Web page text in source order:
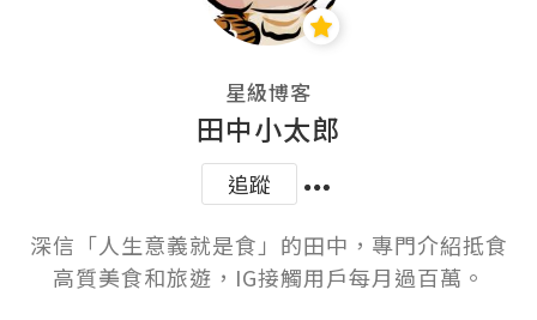
星級博客
田中小太郎
追蹤
深信「人生意義就是食」的田中，專門介紹抵食
高質美食和旅遊，IG接觸用戶每月過百萬。